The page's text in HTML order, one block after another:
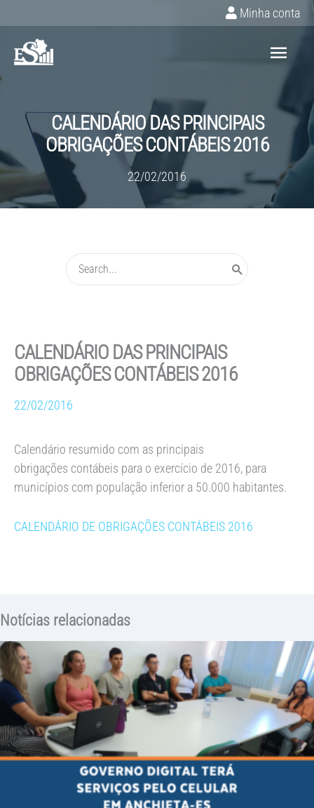
para
conteúdo
Minha conta
Menu
CALENDÁRIO DAS PRINCIPAIS
OBRIGAÇÕES CONTÁBEIS 2016
22/02/2016
CALENDÁRIO DAS PRINCIPAIS
OBRIGAÇÕES CONTÁBEIS 2016
22/02/2016
Calendário resumido com as principais
obrigações contábeis para o exercício de 2016, para
municípios com população inferior a 50.000 habitantes.
CALENDÁRIO DE OBRIGAÇÕES CONTÁBEIS 2016
Notícias relacionadas